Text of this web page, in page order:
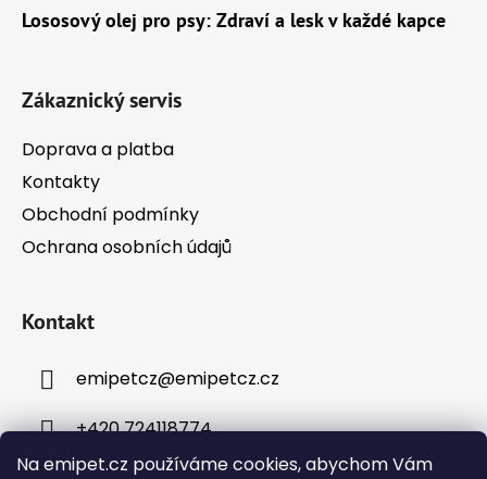
Na emipet.cz používáme cookies, abychom Vám
Lososový olej pro psy: Zdraví a lesk v každé kapce
Zákaznický servis
Doprava a platba
Kontakty
Obchodní podmínky
Ochrana osobních údajů
Kontakt
emipetcz@emipetcz.cz
+420 724118774